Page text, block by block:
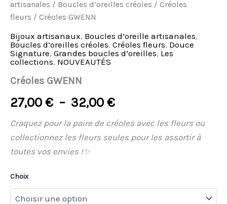
artisanales / Boucles d’oreilles créoles / Créoles
fleurs / Créoles GWENN
Bijoux artisanaux, Boucles d’oreille artisanales,
Boucles d’oreilles créoles, Créoles fleurs, Douce
Signature, Grandes boucles d’oreilles, Les
collections, NOUVEAUTÉS
Créoles GWENN
27,00 € – 32,00 €
Craquez pour la paire de créoles avec les fleurs ou
collectionnez les fleurs seules pour les assortir à
toutes vos envies !✨
Choix